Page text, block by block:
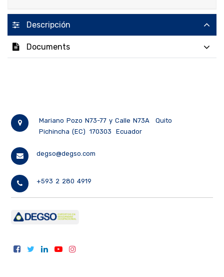
Descripción
Documents
Mariano Pozo N73-77 y Calle N73A
Quito
Pichincha (EC)
170303 Ecuador
degso@degso.com
+593 2 280 4919